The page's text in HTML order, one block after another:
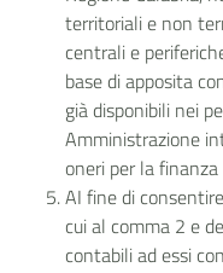
territoriali e non
centrali e
base di apposita
già disponibili nei
Amministrazione
oneri per la finanza
AI fine di
cui al comma 2 e
contabili ad essi